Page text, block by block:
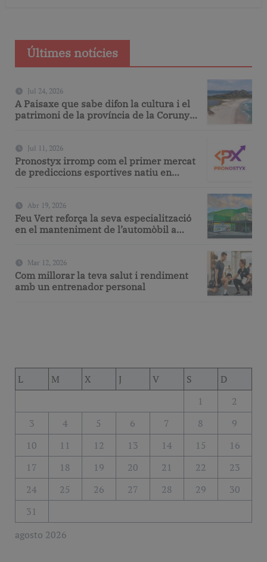
Últimes notícies
Jul 24, 2026
A Paisaxe que sabe difon la cultura i el
patrimoni de la província de la Corunya
Jul 11, 2026
Pronostyx irromp com el primer mercat
de prediccions esportives natiu en
Abr 19, 2026
Feu Vert reforça la seva especialització
en el manteniment de l’automòbil a
Mar 12, 2026
Com millorar la teva salut i rendiment
amb un entrenador personal
agosto 2026
L M X J V S
D
1
2
3
4 5 6 7 8
9
10
11 12 13 14 15
16
17
18 19 20 21 22
23
24
25 26 27 28 29
30
31